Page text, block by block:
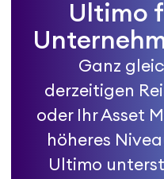
Ultimo
Ganz
derzeitigen
oder Ihr Asset
höheres
Ultimo